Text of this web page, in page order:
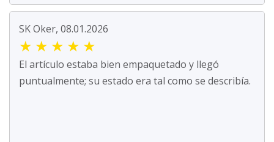
SK Oker, 08.01.2026
★ ★ ★ ★ ★
El artículo estaba bien empaquetado y llegó
puntualmente; su estado era tal como se describía.